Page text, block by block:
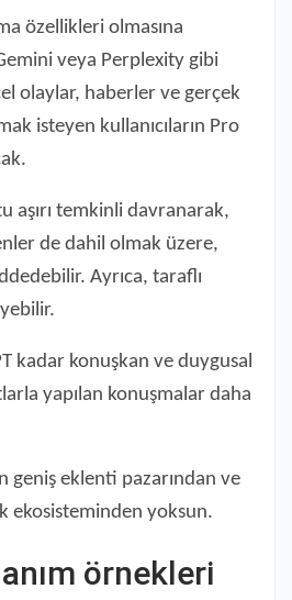
özellikleri olmasına
veya Perplexity gibi
olaylar, haberler ve gerçek
isteyen kullanıcıların Pro
aşırı temkinli davranarak,
de dahil olmak üzere,
Ayrıca, taraflı
kadar konuşkan ve duygusal
yapılan konuşmalar daha
geniş eklenti pazarından ve
ekosisteminden yoksun.
örnekleri